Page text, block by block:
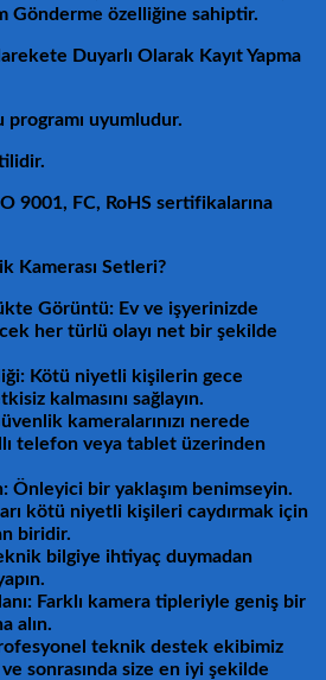
Gönderme özelliğine sahiptir.
Duyarlı Olarak Kayıt Yapma
uyumludur.
9001, FC, RoHS sertifikalarına
Kamerası Setleri?
Görüntü: Ev ve işyerinizde
her türlü olayı net bir şekilde
Kötü niyetli kişilerin gece
kalmasını sağlayın.
kameralarınızı nerede
telefon veya tablet üzerinden
Önleyici bir yaklaşım benimseyin.
kötü niyetli kişileri caydırmak için
biridir.
bilgiye ihtiyaç duymadan
Farklı kamera tipleriyle geniş bir
alın.
teknik destek ekibimiz
sonrasında size en iyi şekilde